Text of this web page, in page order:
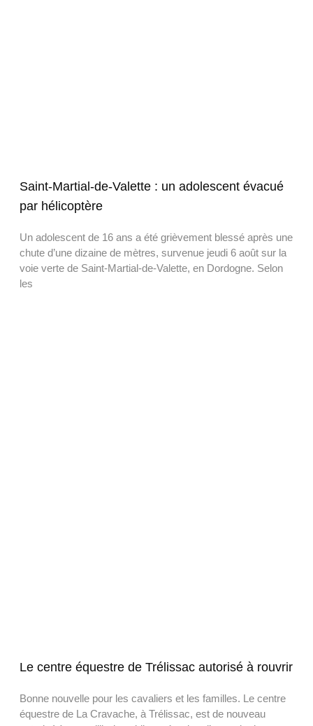
Saint-Martial-de-Valette : un adolescent évacué
par hélicoptère
Un adolescent de 16 ans a été grièvement blessé après une
chute d’une dizaine de mètres, survenue jeudi 6 août sur la
voie verte de Saint-Martial-de-Valette, en Dordogne. Selon
les
Le centre équestre de Trélissac autorisé à rouvrir
Bonne nouvelle pour les cavaliers et les familles. Le centre
équestre de La Cravache, à Trélissac, est de nouveau